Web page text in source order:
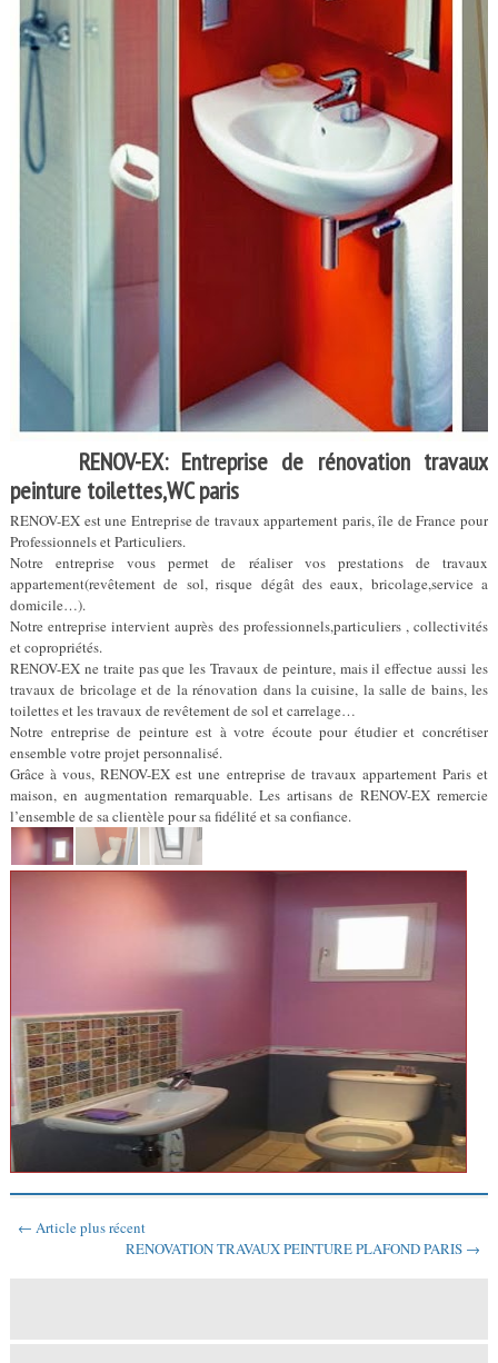
RENOV-EX: Entreprise de rénovation travaux
peinture toilettes,WC paris
RENOV-EX est une Entreprise de travaux appartement paris, île de France pour
Professionnels et Particuliers.
Notre entreprise vous permet de réaliser vos prestations de travaux
appartement(revêtement de sol, risque dégât des eaux, bricolage,service a
domicile…).
Notre entreprise intervient auprès des professionnels,particuliers , collectivités
et copropriétés.
RENOV-EX ne traite pas que les Travaux de peinture, mais il effectue aussi les
travaux de bricolage et de la rénovation dans la cuisine, la salle de bains, les
toilettes et les travaux de revêtement de sol et carrelage…
Notre entreprise de peinture est à votre écoute pour étudier et concrétiser
ensemble votre projet personnalisé.
Grâce à vous, RENOV-EX est une entreprise de travaux appartement Paris et
maison, en augmentation remarquable. Les artisans de RENOV-EX remercie
l’ensemble de sa clientèle pour sa fidélité et sa confiance.
← Article plus récent
RENOVATION TRAVAUX PEINTURE PLAFOND PARIS →